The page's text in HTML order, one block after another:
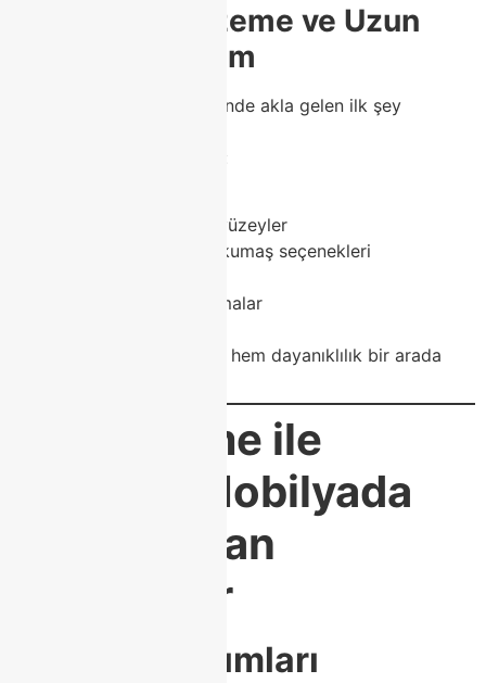
4. Kaliteli Malzeme ve Uzun
Ömürlü Kullanım
Modoko mobilya denildiğinde akla gelen ilk şey
Çizilmeye dayanıklı yüzeyler
Dayanıklı sünger ve kumaş seçenekleri
Birinci sınıf mekanizmalar
Böylece hem tasarım hem dayanıklılık bir arada
Class Home ile
Modoko Mobilyada
Fark Yaratan
Tasarımlar
1. Koltuk Takımları